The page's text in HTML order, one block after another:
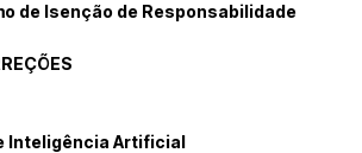
de Isenção de Responsabilidade
Inteligência Artificial